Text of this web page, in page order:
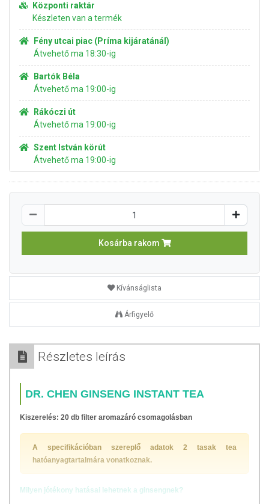
Központi raktár
Készleten van a termék
Fény utcai piac (Príma kijáratánál)
Átvehető ma 18:30-ig
Bartók Béla
Átvehető ma 19:00-ig
Rákóczi út
Átvehető ma 19:00-ig
Szent István körút
Átvehető ma 19:00-ig
Kosárba rakom
Kívánságlista
Árfigyelő
Részletes leírás
DR. CHEN GINSENG INSTANT TEA
Kiszerelés: 20 db filter aromazáró csomagolásban
A specifikációban szereplő adatok 2 tasak tea
hatóanyagtartalmára vonatkoznak.
Milyen jótékony hatásai lehetnek a ginsengnek?